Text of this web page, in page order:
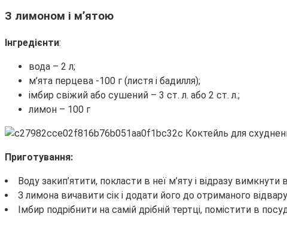
З лимоном і м’ятою
Інгредієнти:
вода – 2 л;
м’ята перцева -100 г (листя і бадилля);
імбир свіжий або сушений – 3 ст. л. або 2 ст. л.;
лимон – 100 г
Приготування:
Воду закип’ятити, покласти в неї м’яту і відразу
З лимона вичавити сік і додати його до отриманого
Імбир подрібнити на самій дрібній тертці, помістити в